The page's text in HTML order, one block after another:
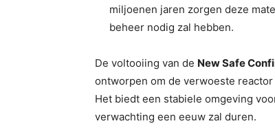
miljoenen jaren zorgen deze
beheer nodig zal hebben.
De voltooiing van de New Safe
ontworpen om de verwoeste
Het biedt een stabiele omgeving
verwachting een eeuw zal duren.